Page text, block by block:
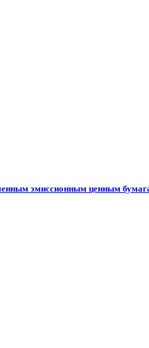
эмиссионным ценным